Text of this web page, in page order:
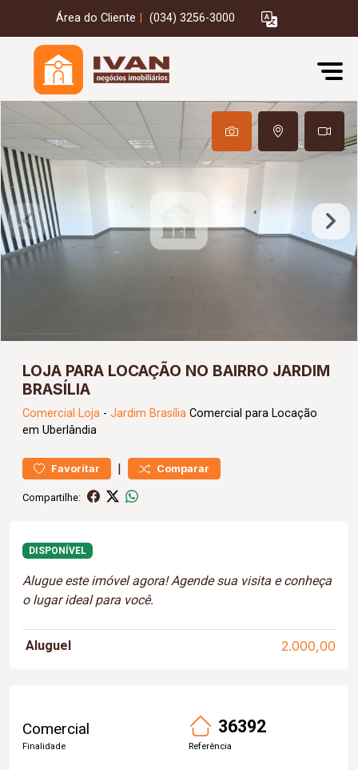
Área do Cliente (034) 3256-3000
LOJA PARA LOCAÇÃO NO BAIRRO JARDIM
BRASÍLIA
Comercial Loja - Jardim Brasília Comercial para Locação
em Uberlândia
Favoritar | Comparar
Compartilhe:
DISPONÍVEL
Alugue este imóvel agora! Agende sua visita e conheça
o lugar ideal para você.
Aluguel 2.000,00
Comercial
Finalidade
36392
Referência